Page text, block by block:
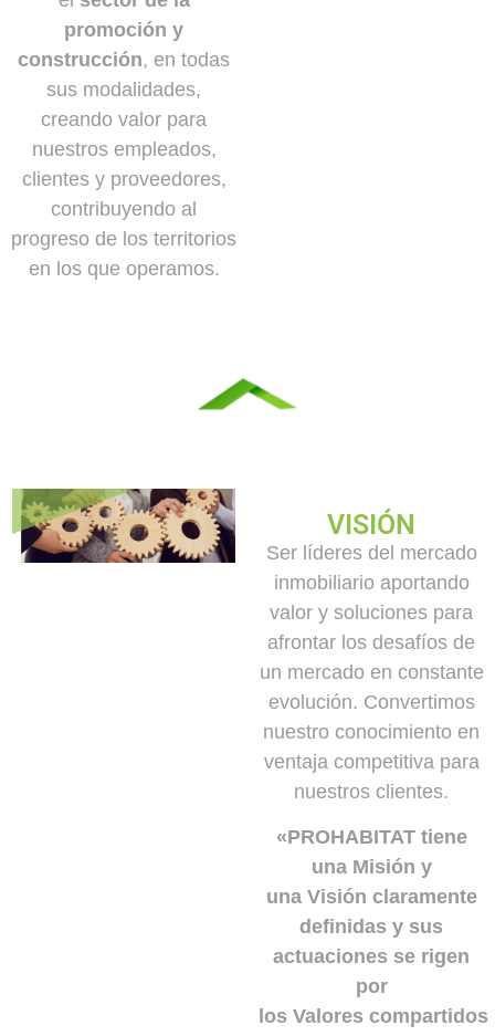
promoción y
construcción, en todas
sus modalidades,
creando valor para
nuestros empleados,
clientes y proveedores,
contribuyendo al
progreso de los territorios
en los que operamos.
VISIÓN
Ser líderes del mercado
inmobiliario aportando
valor y soluciones para
afrontar los desafíos de
un mercado en constante
evolución. Convertimos
nuestro conocimiento en
ventaja competitiva para
nuestros clientes.
«PROHABITAT tiene
una Misión y
una Visión claramente
definidas y sus
actuaciones se rigen
por
los Valores compartidos